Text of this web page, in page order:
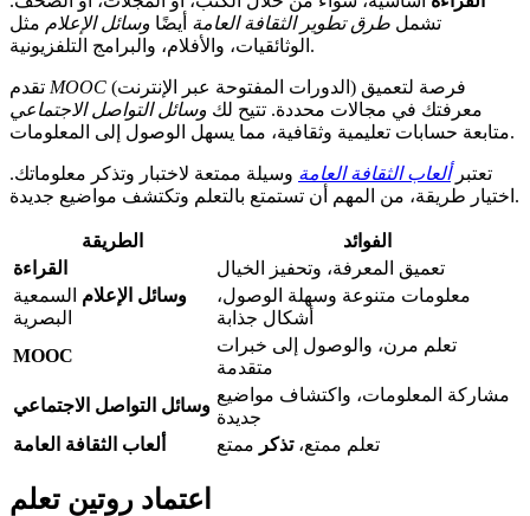
تشمل طرق تطوير الثقافة العامة أيضًا وسائل الإعلام مثل
الوثائقيات، والأفلام، والبرامج التلفزيونية.
MOOC (الدورات المفتوحة عبر الإنترنت) فرصة لتعميق
معرفتك في مجالات محددة. تتيح لك وسائل التواصل الاجتماعي
متابعة حسابات تعليمية وثقافية، مما يسهل الوصول إلى المعلومات.
تعتبرألعاب الثقافة العامة وسيلة ممتعة لاختبار وتذكر معلوماتك.
اختيار طريقة، من المهم أن تستمتع بالتعلم وتكتشف مواضيع جديدة.
الطريقة
الفوائد
القراءة
تعميق المعرفة، وتحفيز الخيال
وسائل الإعلام السمعية
البصرية
معلومات متنوعة وسهلة الوصول،
أشكال جذابة
MOOC
تعلم مرن، والوصول إلى خبرات
متقدمة
وسائل التواصل الاجتماعي
مشاركة المعلومات، واكتشاف مواضيع
جديدة
ألعاب الثقافة العامة
تعلم ممتع،تذكر ممتع
اعتماد روتين تعلم